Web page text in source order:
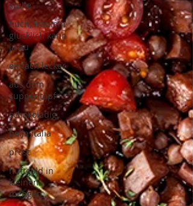
stulle
huch, fräulein
glücklich kann
ja au
einfach lecker
aus dem
suppentopf
schokoladig
bella italia
prost
hüftgold in
kleinen
mengen